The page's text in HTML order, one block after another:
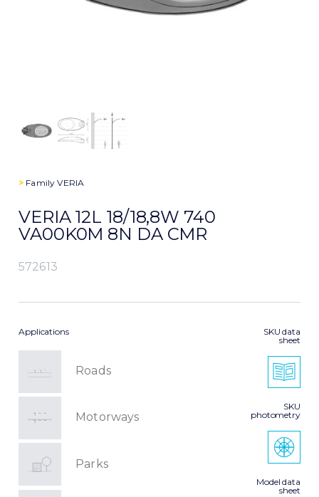
> FamilyVERIA
VERIA 12L 18/18,8W 740
VA00K0M 8N DA CMR
572613
Applications
Roads
Motorways
Parks
SKU data
sheet
SKU
photometry
Model data
sheet